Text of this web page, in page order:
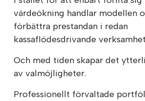
värdeökning handlar modellen
förbättra prestandan i redan
kassaflödesdrivande
Och med tiden skapar det
av valmöjligheter.
Professionellt förvaltade